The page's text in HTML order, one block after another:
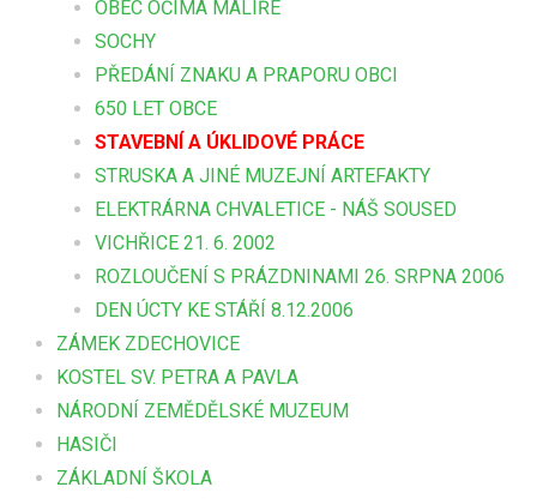
OBEC OČIMA MALÍŘE
SOCHY
PŘEDÁNÍ ZNAKU A PRAPORU OBCI
650 LET OBCE
STAVEBNÍ A ÚKLIDOVÉ PRÁCE
STRUSKA A JINÉ MUZEJNÍ ARTEFAKTY
ELEKTRÁRNA CHVALETICE - NÁŠ SOUSED
VICHŘICE 21. 6. 2002
ROZLOUČENÍ S PRÁZDNINAMI 26. SRPNA 2006
DEN ÚCTY KE STÁŘÍ 8.12.2006
ZÁMEK ZDECHOVICE
KOSTEL SV. PETRA A PAVLA
NÁRODNÍ ZEMĚDĚLSKÉ MUZEUM
HASIČI
ZÁKLADNÍ ŠKOLA